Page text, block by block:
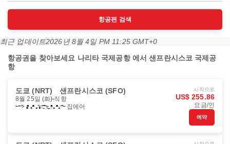
항공편 검색
최근 업데이트2026년 8월 4일 PM 11:25 GMT+0
항공권을 찾아보세요 나리타 국제공항 에서 샌프란시스코 국제공
항
도쿄 (NRT) 샌프란시스코 (SFO)
8월 25일 (화) 직항
집에어
시작으로
US$ 255.86
요금/인
예약